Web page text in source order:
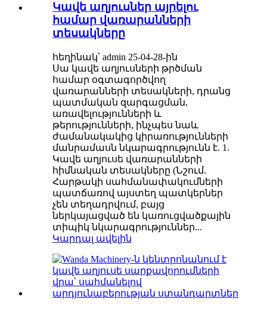
Կավե աղյուսներ այրելու
համար վառարանների
տեսակները
հեղինակ՝ admin 25-04-28-ին
Սա կավե աղյուսների թրծման
համար օգտագործվող
վառարանների տեսակների, դրանց
պատմական զարգացման,
առավելությունների և
թերությունների, ինչպես նաև
ժամանակակից կիրառությունների
մանրամասն նկարագրությունն է. 1.
Կավե աղյուսե վառարանների
հիմնական տեսակները (Նշում.
Հարթակի սահմանափակումների
պատճառով այստեղ պատկերներ
չեն տեղադրվում, բայց
ներկայացված են կառուցվածքային
տիպիկ նկարագրություններ...
Կարդալ ավելին